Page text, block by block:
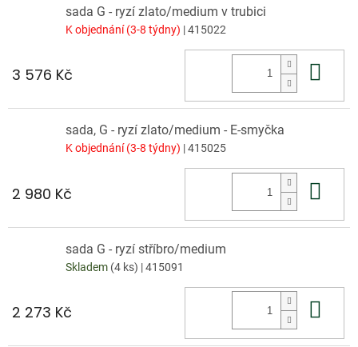
sada G - ryzí zlato/medium v trubici
K objednání (3-8 týdny) | 415022
3 576 Kč
sada, G - ryzí zlato/medium - E-smyčka
K objednání (3-8 týdny) | 415025
2 980 Kč
sada G - ryzí stříbro/medium
Skladem (4 ks) | 415091
2 273 Kč